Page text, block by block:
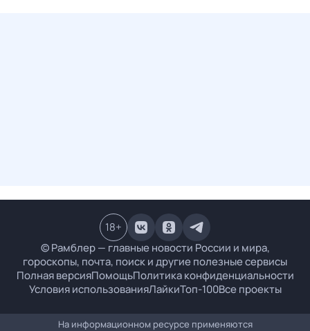
© Рамблер — главные новости России и мира,
гороскопы, почта, поиск и другие полезные сервисы
Полная версияПомощьПолитика конфиденциальности
Условия использованияЛайкиТоп-100Все проекты
18+
На информационном ресурсе применяются